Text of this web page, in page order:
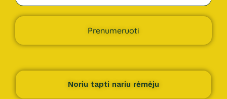
Prenumeruoti
Noriu tapti nariu rėmėju